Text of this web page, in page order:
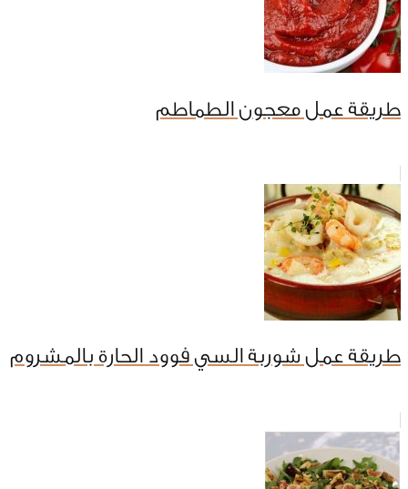
طريقة عمل معجون الطماطم
طريقة عمل شوربة السي فوود الحارة بالمشروم